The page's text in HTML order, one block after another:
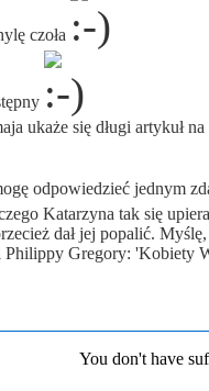
czoła
ukaże się długi artykuł
odpowiedzieć jednym
Katarzyna tak się
dał jej popalić.
Philippy Gregory:
You don't have